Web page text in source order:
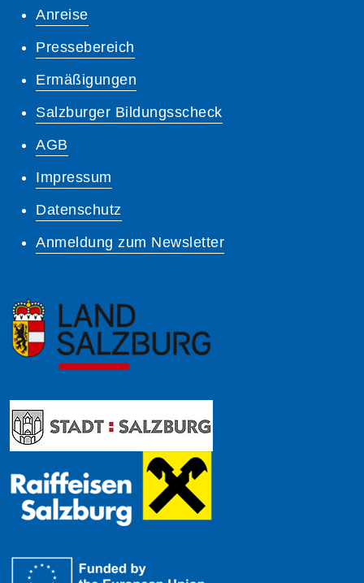
Anreise
Pressebereich
Ermäßigungen
Salzburger Bildungsscheck
AGB
Impressum
Datenschutz
Anmeldung zum Newsletter